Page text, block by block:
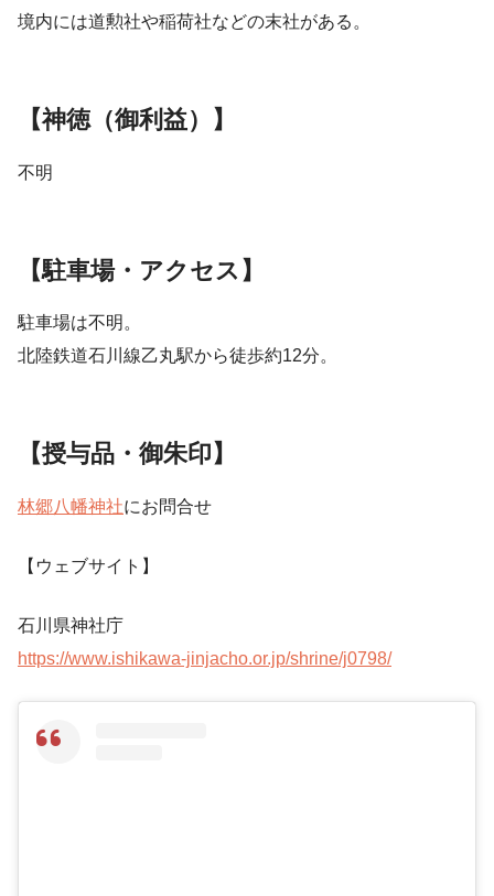
境内には道勲社や稲荷社などの末社がある。
【神徳（御利益）】
不明
【駐車場・アクセス】
駐車場は不明。
北陸鉄道石川線乙丸駅から徒歩約12分。
【授与品・御朱印】
林郷八幡神社にお問合せ
【ウェブサイト】
石川県神社庁
https://www.ishikawa-jinjacho.or.jp/shrine/j0798/